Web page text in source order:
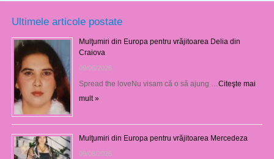
Ultimele articole postate
Mulţumiri din Europa pentru vrăjitoarea Delia din
Craiova
09/08/2026
Spread the loveNu visam că o să ajung …Citeşte mai
mult »
Mulţumiri din Europa pentru vrăjitoarea Mercedeza
09/08/2026